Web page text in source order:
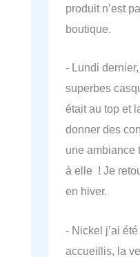
produit n’est
boutique.
- Lundi
superbes
était au top et
donner des
une ambiance
à elle ! Je
en hiver.
- Nickel j’ai
accueillis, la